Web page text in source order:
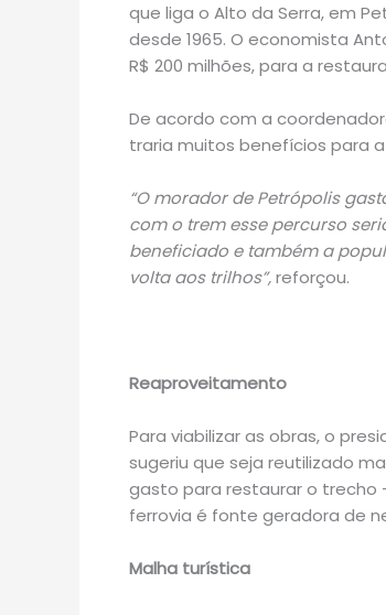
que liga o Alto da Serra, em
desde 1965. O economista
R$ 200 milhões, para a
De acordo com a
traria muitos benefícios para
“O morador de Petrópolis
com o trem esse percurso
beneficiado e também a
volta aos trilhos”,reforçou.
Reaproveitamento
Para viabilizar as obras, o
sugeriu que seja reutilizado
gasto para restaurar o trecho
ferrovia é fonte geradora de
Malha turística